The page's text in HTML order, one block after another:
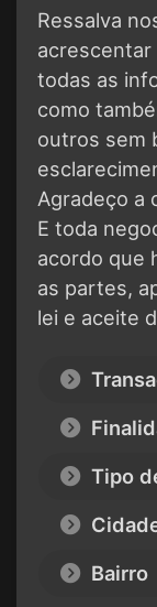
Ressalva
acrescentar
todas as
como
outros sem
Agradeço a
E toda
acordo que
as partes,
lei e aceite
Tipo
Bairro